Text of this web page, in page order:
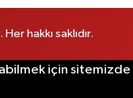
hakkı saklıdır.
için sitemizde